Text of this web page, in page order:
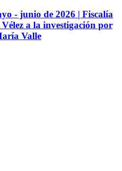
- junio de 2026 | Fiscalía
a la investigación por
Valle